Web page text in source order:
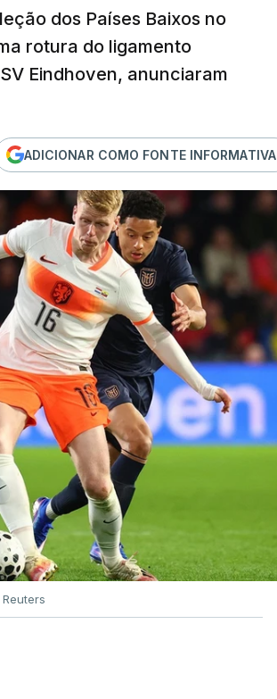
dos Países Baixos no
rotura do ligamento
Eindhoven, anunciaram
ADICIONAR COMO FONTE INFORMATIVA